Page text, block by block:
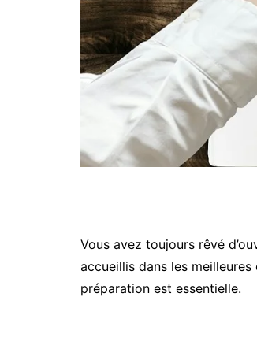
Vous avez toujours rêvé
accueillis dans les
préparation est essentielle.